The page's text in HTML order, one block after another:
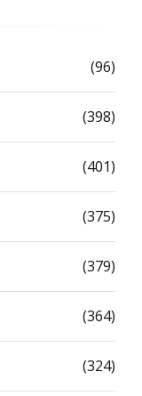
(96)
(398)
(401)
(375)
(379)
(364)
(324)